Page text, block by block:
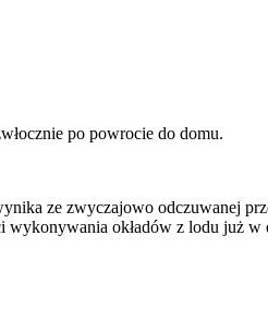
po powrocie do domu.
ze zwyczajowo odczuwanej
wykonywania okładów z lodu już w